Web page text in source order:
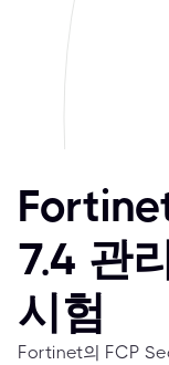
7.4 관
시험
Fortinet의 FCP